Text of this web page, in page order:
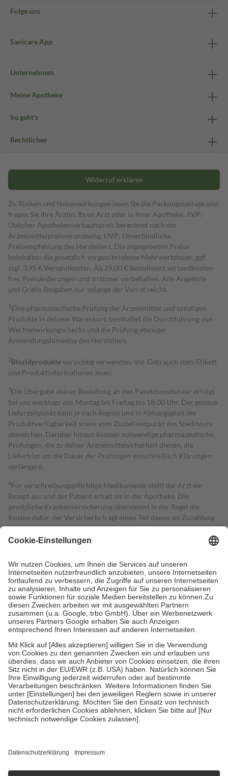
Folge uns
Sanicare App
Unternehmen
Meine Apotheke
So geht's
Rechtliches
Widerruf erklären
Zu Risiken und Nebenwirkungen lesen Sie die Packungsbeilage und
fragen Sie Ihre Ärztin, Ihren Arzt oder in Ihrer Apotheke. AVP:
Üblicher Apothekenverkaufspreis berechnet nach der
Arzneimittelpreisverordnung. UVP: Unverbindliche
Preisempfehlung des Herstellers. Die angegebenen Preise
beinhalten die gesetzlich vorgeschriebene Mehrwertsteuer, ggf.
zzgl. 3,95 € Versandkosten. Ab 29,00 € Bestell­wert versand­kosten­
frei. Preisänderungen und Irrtümer vorbehalten. Alle Angebote
und Gratis-Beigaben nur solange der Vorrat reicht.
1 Eine pharmazeutische Prüfung der Arzneimittel und sonstigen
Produkte in deinem Warenkorb beinhaltet die Durchführung von
Wechselwirkungschecks und die Prüfung etwaiger
Anwendungshinweise des Herstellers.
2Biozidproduktevorsichtig verwenden. Vor Gebrauch stets Etikett
und Produktinformationen lesen.
3Die Übergabe deiner Bestellung an den Paketdienstleister erfolgt
bei uns werktags von Montag bis Freitag bis 18:00 Uhr. Der genaue
Lieferzeitpunkt kann je nach Region und in Abhängigkeit der
Produktverfügbarkeit sowie vom Zustellzeitpunkt des Spediteurs
abweichen. Darüber hinaus können notwendige pharmazeutische
Prüfungen, die zu deiner Arzneimittelsicherheit dienen, die
Lieferfrist um die Dauer der Prüfungen einschließlich Klärungen
verlängern.
4Für verschreibungspflichtige Medikamente stellt der Arzt ein
Rezept aus und der Patient erhält sie in der Apotheke. Die
gesetzliche Krankenversicherung übernimmt in der Regel die
Kosten dafür, der Versicherte trägt einen Teil davon als Zuzahlung
mit.
Grundsätzlich leisten Mitglieder Zuzahlungen in Höhe von zehn
höchstens zehn Euro.
Es sind jedoch nie mehr als die tatsächlichen
Kosten der Leistung zu entrichten.
Diese Regeln gelten grundsätzlich auch für Online-Apotheken.
Bei Heilmitteln und häuslicher Krankenpflege beträgt die
Zuzahlung zehn Prozent der Kosten sowie zehn Euro je
Verordnung.
Um das Engagement der Versicherten für ihre eigene Gesundheit zu
stärken und die besondere Stellung der Familie zu unterstützen,
fallenkeine Zuzahlungenan bei:
• Kindern und Jugendlichen bis zum vollendeten 18. Lebensjahr
mit Ausnahme der Fahrkosten
• Untersuchungen zur Vorsorge und Früherkennung, die von der
GKV getragen werden
• empfohlenen Schutzimpfungen
• Harn- und Blutteststreifen
getroffen, um sicherzustellen, dass es sich um echte Bewertungen
https://help.etrusted.com/hc/de/articles/4419944605341